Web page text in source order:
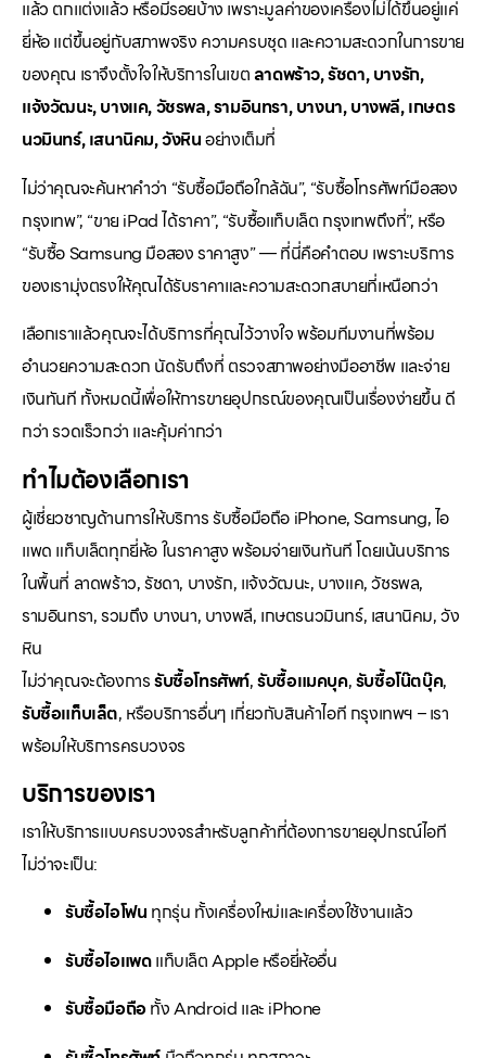
แล้ว ตกแต่งแล้ว หรือมีรอยบ้าง เพราะมูลค่าของเครื่องไม่ได้ขึ้นอยู่แค่
ยี่ห้อ แต่ขึ้นอยู่กับสภาพจริง ความครบชุด และความสะดวกในการขาย
ของคุณ เราจึงตั้งใจให้บริการในเขตลาดพร้าว, รัชดา, บางรัก,
แจ้งวัฒนะ, บางแค, วัชรพล, รามอินทรา, บางนา, บางพลี, เกษตร
นวมินทร์, เสนานิคม, วังหินอย่างเต็มที่
ไม่ว่าคุณจะค้นหาคำว่า “รับซื้อมือถือใกล้ฉัน”, “รับซื้อโทรศัพท์มือสอง
กรุงเทพ”, “ขาย iPad ได้ราคา”, “รับซื้อแท็บเล็ต กรุงเทพถึงที่”, หรือ
“รับซื้อ Samsung มือสอง ราคาสูง” — ที่นี่คือคำตอบ เพราะบริการ
ของเรามุ่งตรงให้คุณได้รับราคาและความสะดวกสบายที่เหนือกว่า
เลือกเราแล้วคุณจะได้บริการที่คุณไว้วางใจ พร้อมทีมงานที่พร้อม
อำนวยความสะดวก นัดรับถึงที่ ตรวจสภาพอย่างมืออาชีพ และจ่าย
เงินทันที ทั้งหมดนี้เพื่อให้การขายอุปกรณ์ของคุณเป็นเรื่องง่ายขึ้น ดี
กว่า รวดเร็วกว่า และคุ้มค่ากว่า
ทำไมต้องเลือกเรา
ผู้เชี่ยวชาญด้านการให้บริการ รับซื้อมือถือ iPhone, Samsung, ไอ
แพด แท็บเล็ตทุกยี่ห้อ ในราคาสูง พร้อมจ่ายเงินทันที โดยเน้นบริการ
ในพื้นที่ ลาดพร้าว, รัชดา, บางรัก, แจ้งวัฒนะ, บางแค, วัชรพล,
รามอินทรา, รวมถึง บางนา, บางพลี, เกษตรนวมินทร์, เสนานิคม, วัง
หิน
ไม่ว่าคุณจะต้องการรับซื้อโทรศัพท์,รับซื้อแมคบุค,รับซื้อโน๊ตบุ๊ค,
รับซื้อแท็บเล็ต, หรือบริการอื่นๆ เกี่ยวกับสินค้าไอที กรุงเทพฯ – เรา
พร้อมให้บริการครบวงจร
บริการของเรา
เราให้บริการแบบครบวงจรสำหรับลูกค้าที่ต้องการขายอุปกรณ์ไอที
ไม่ว่าจะเป็น:
รับซื้อไอโฟน ทุกรุ่น ทั้งเครื่องใหม่และเครื่องใช้งานแล้ว
รับซื้อไอแพดแท็บเล็ต Apple หรือยี่ห้ออื่น
รับซื้อมือถือทั้ง Android และ iPhone